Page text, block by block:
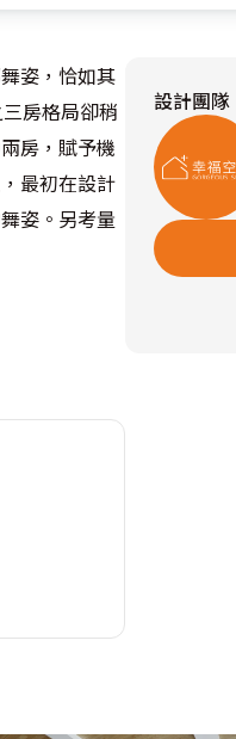
姿，恰如其
房格局卻稍
房，賦予機
最初在設計
姿。另考量
的問題，故
降板有限的
。另外，原
放大立面，
長，操作上
堪稱夫婦
開，珠寶一
設計團隊